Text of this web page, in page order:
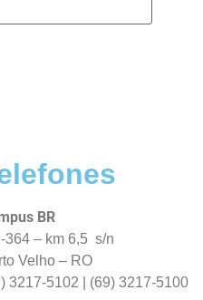
BR
364 – km 6,5 s/n
Velho – RO
3217-5102 | (69) 3217-5100